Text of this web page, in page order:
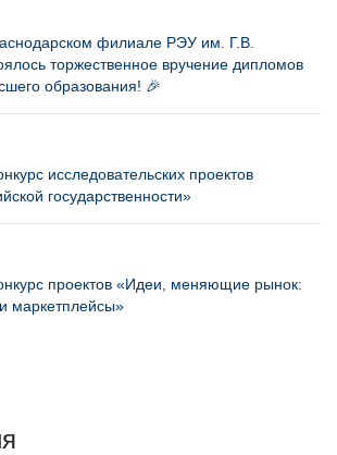
филиале РЭУ им. Г.В.
торжественное вручение дипломов
образования! 🎉
исследовательских проектов
государственности»
проектов «Идеи, меняющие рынок:
маркетплейсы»